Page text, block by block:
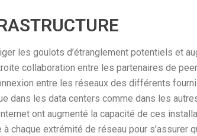
les goulots d’étranglement potentiels et
collaboration entre les partenaires de
entre les réseaux des différents
dans les data centers comme dans les
ont augmenté la capacité de ces
chaque extrémité de réseau pour s’assurer